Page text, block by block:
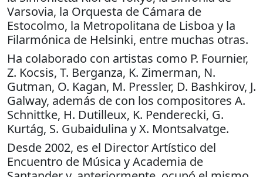
Varsovia, la Orquesta de Cámara de
Estocolmo, la Metropolitana de Lisboa y la
Filarmónica de Helsinki, entre muchas otras.
Ha colaborado con artistas como P. Fournier,
Z. Kocsis, T. Berganza, K. Zimerman, N.
Gutman, O. Kagan, M. Pressler, D. Bashkirov, J.
Galway, además de con los compositores A.
Schnittke, H. Dutilleux, K. Penderecki, G.
Kurtág, S. Gubaidulina y X. Montsalvatge.
Desde 2002, es el Director Artístico del
Encuentro de Música y Academia de